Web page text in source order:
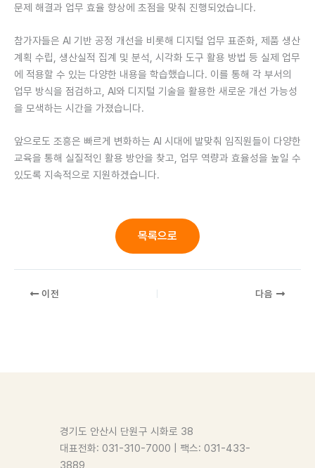
문제 해결과 업무 효율 향상에 초점을 맞춰 진행되었습니다.
참가자들은 AI 기반 공정 개선을 비롯해 디지털 업무 표준화, 제품 생산
계획 수립, 생산실적 집계 및 분석, 시각화 도구 활용 방법 등 실제 업무
에 적용할 수 있는 다양한 내용을 학습했습니다. 이를 통해 각 부서의
업무 방식을 점검하고, AI와 디지털 기술을 활용한 새로운 개선 가능성
을 모색하는 시간을 가졌습니다.
앞으로도 조흥은 빠르게 변화하는 AI 시대에 발맞춰 임직원들이 다양한
교육을 통해 실질적인 활용 방안을 찾고, 업무 역량과 효율성을 높일 수
있도록 지속적으로 지원하겠습니다.
목록으로
이전 다음
경기도 안산시 단원구 시화로 38
대표전화: 031-310-7000 | 팩스: 031-433-